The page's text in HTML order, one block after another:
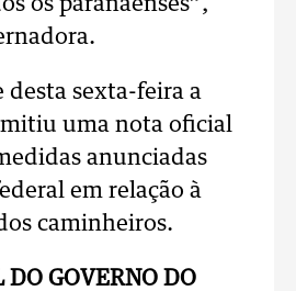
os paranaenses”,
desta sexta-feira a
uma nota oficial
anunciadas
em relação à
caminheiros.
GOVERNO DO